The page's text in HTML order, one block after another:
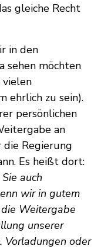
gleiche Recht
in den
sehen möchten
vielen
ehrlich zu sein).
persönlichen
an
Regierung
Es heißt dort:
auch
wir in gutem
Weitergabe
unserer
Vorladungen oder